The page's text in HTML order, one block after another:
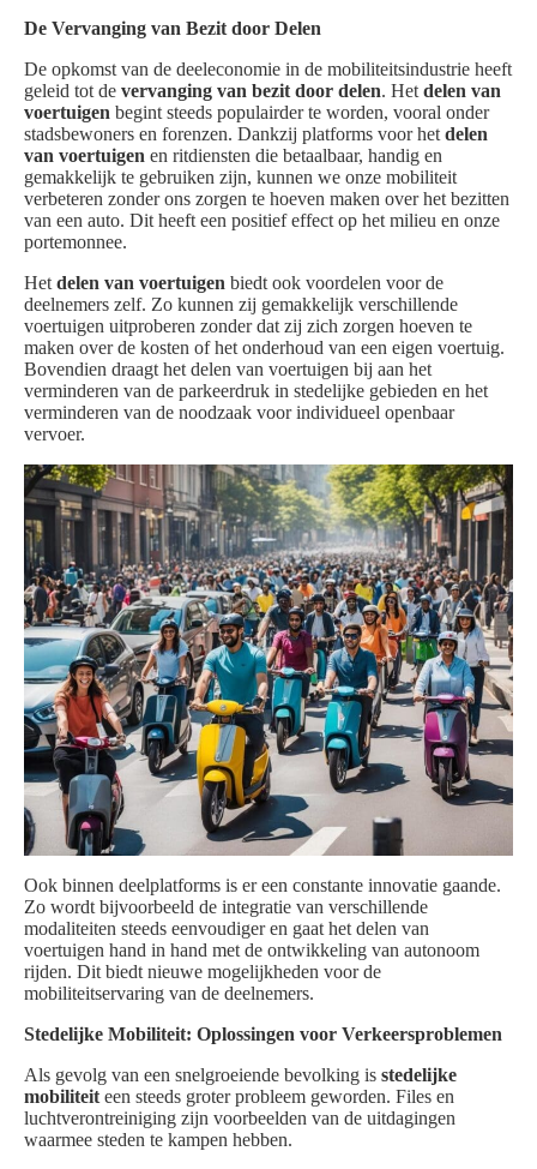
De Vervanging van Bezit door Delen
De opkomst van de deeleconomie in de mobiliteitsindustrie heeft
geleid tot de vervanging van bezit door delen. Het delen van
voertuigen begint steeds populairder te worden, vooral onder
stadsbewoners en forenzen. Dankzij platforms voor het delen
van voertuigen en ritdiensten die betaalbaar, handig en
gemakkelijk te gebruiken zijn, kunnen we onze mobiliteit
verbeteren zonder ons zorgen te hoeven maken over het bezitten
van een auto. Dit heeft een positief effect op het milieu en onze
portemonnee.
Het delen van voertuigen biedt ook voordelen voor de
deelnemers zelf. Zo kunnen zij gemakkelijk verschillende
voertuigen uitproberen zonder dat zij zich zorgen hoeven te
maken over de kosten of het onderhoud van een eigen voertuig.
Bovendien draagt het delen van voertuigen bij aan het
verminderen van de parkeerdruk in stedelijke gebieden en het
verminderen van de noodzaak voor individueel openbaar
vervoer.
Ook binnen deelplatforms is er een constante innovatie gaande.
Zo wordt bijvoorbeeld de integratie van verschillende
modaliteiten steeds eenvoudiger en gaat het delen van
voertuigen hand in hand met de ontwikkeling van autonoom
rijden. Dit biedt nieuwe mogelijkheden voor de
mobiliteitservaring van de deelnemers.
Stedelijke Mobiliteit: Oplossingen voor Verkeersproblemen
Als gevolg van een snelgroeiende bevolking is stedelijke
mobiliteit een steeds groter probleem geworden. Files en
luchtverontreiniging zijn voorbeelden van de uitdagingen
waarmee steden te kampen hebben.